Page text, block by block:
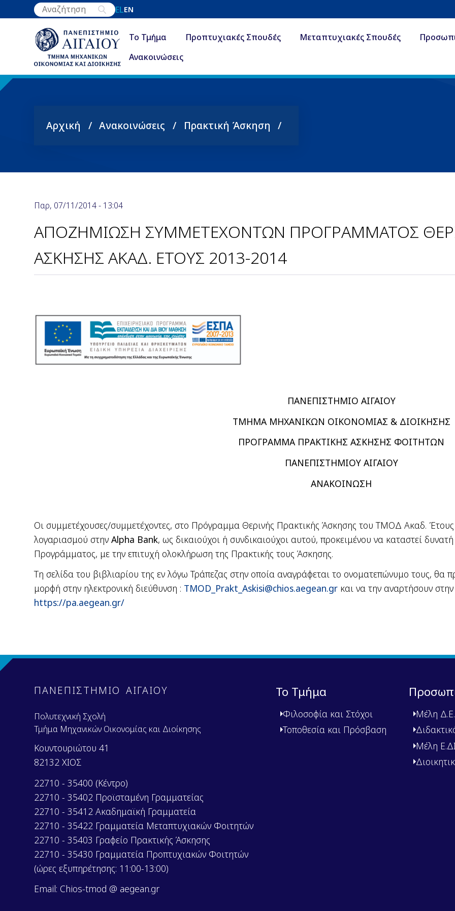
Παράκαμψη
προς
περιεχόμενο
ELEN
Το Τμήμα Προπτυχιακές Σπουδές Μεταπτυχιακές Σπουδές
Ανακοινώσεις
Breadcrumb
Αρχική Ανακοινώσεις Πρακτική Άσκηση
Παρ, 07/11/2014 - 13:04
ΑΠΟΖΗΜΙΩΣΗ ΣΥΜΜΕΤΕΧΟΝΤΩΝ ΠΡΟΓΡΑΜΜΑΤΟΣ
ΑΣΚΗΣΗΣ ΑΚΑΔ. ΕΤΟΥΣ 2013-2014
ΠΑΝΕΠΙΣΤΗΜΙΟ ΑΙΓΑΙΟΥ
ΤΜΗΜΑ ΜΗΧΑΝΙΚΩΝ ΟΙΚΟΝΟΜΙΑΣ & ΔΙΟΙΚΗΣΗΣ
ΠΡΟΓΡΑΜΜΑ ΠΡΑΚΤΙΚΗΣ ΑΣΚΗΣΗΣ ΦΟΙΤΗΤΩΝ
ΠΑΝΕΠΙΣΤΗΜΙΟΥ ΑΙΓΑΙΟΥ
ΑΝΑΚΟΙΝΩΣΗ
Οι συμμετέχουσες/συμμετέχοντες, στο Πρόγραμμα Θερινής Πρακτικής Άσκησης του ΤΜΟΔ Ακαδ.
λογαριασμού στηνAlpha Bank, ως δικαιούχοι ή συνδικαιούχοι αυτού, προκειμένου να καταστεί
Προγράμματος, με την επιτυχή ολοκλήρωση της Πρακτικής τους Άσκησης.
Τη σελίδα του βιβλιαρίου της εν λόγω Τράπεζας στην οποία αναγράφεται το ονοματεπώνυμο τους, θα
μορφή στην ηλεκτρονική διεύθυνση : TMOD Prakt _Askisi@chios.aegean.gr και να την αναρτήσουν
https://pa.aegean.gr/
ΠΑΝΕΠΙΣΤΗΜΙΟ ΑΙΓΑΙΟΥ
Πολυτεχνική Σχολή
Τμήμα Μηχανικών Οικονομίας και Διοίκησης
Κουντουριώτου 41
82132 ΧΙΟΣ
22710 - 35400 (Κέντρο)
22710 - 35402 Προϊσταμένη Γραμματείας
22710 - 35412 Ακαδημαϊκή Γραμματεία
22710 - 35422 Γραμματεία Μεταπτυχιακών Φοιτητών
22710 - 35403 Γραφείο Πρακτικής Άσκησης
22710 - 35430 Γραμματεία Προπτυχιακών Φοιτητών
(ώρες εξυπηρέτησης: 11:00-13:00)
Email: Chios-tmod @ aegean.gr
Το Τμήμα
Φιλοσοφία και Στόχοι
Τοποθεσία και Πρόσβαση
Μέλη
Μέλη